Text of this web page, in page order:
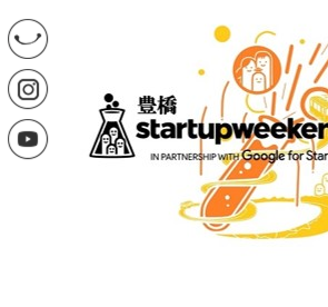
SITE MAP PRIVACY
CONTACT